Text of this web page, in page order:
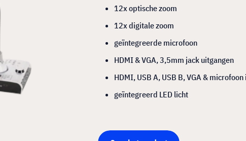
12x optische zoom
12x digitale zoom
geïntegreerde microfoon
HDMI & VGA, 3,5mm jack uitgangen
HDMI, USB A, USB B, VGA &
geïntegreerd LED licht